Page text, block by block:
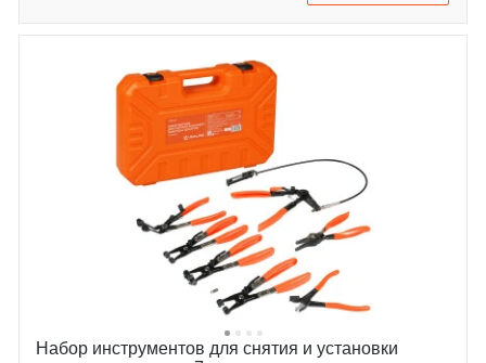
Набор инструментов для снятия и установки